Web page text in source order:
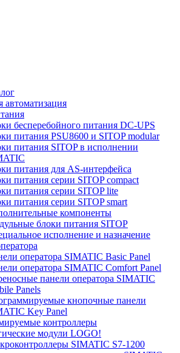
бесперебойного питания DC-UPS
питания PSU8600 и SITOP modular
питания SITOP в исполнении
питания для AS-интерфейса
питания серии SITOP compact
питания серии SITOP lite
питания серии SITOP smart
компоненты
блоки питания SITOP
исполнение и назначение
оператора SIMATIC Basic Panel
оператора SIMATIC Comfort Panel
панели оператора SIMATIC
Panels
кнопочные панели
Key Panel
контроллеры
модули LOGO!
SIMATIC S7-1200